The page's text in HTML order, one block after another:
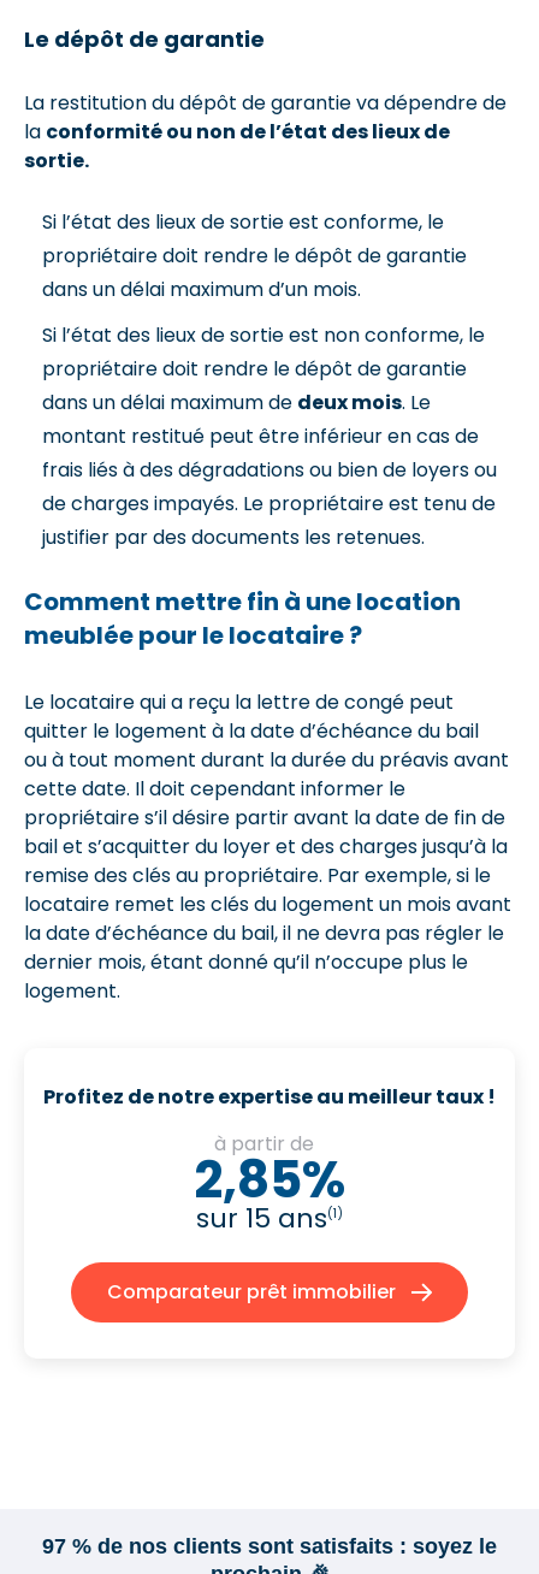
Le dépôt de garantie
La restitution du dépôt de garantie va dépendre de
la conformité ou non de l’état des lieux de
sortie.
Si l’état des lieux de sortie est conforme, le
propriétaire doit rendre le dépôt de garantie
dans un délai maximum d’un mois.
Si l’état des lieux de sortie est non conforme, le
propriétaire doit rendre le dépôt de garantie
dans un délai maximum de deux mois. Le
montant restitué peut être inférieur en cas de
frais liés à des dégradations ou bien de loyers ou
de charges impayés. Le propriétaire est tenu de
justifier par des documents les retenues.
Comment mettre fin à une location
meublée pour le locataire ?
Le locataire qui a reçu la lettre de congé peut
quitter le logement à la date d’échéance du bail
ou à tout moment durant la durée du préavis avant
cette date. Il doit cependant informer le
propriétaire s’il désire partir avant la date de fin de
bail et s’acquitter du loyer et des charges jusqu’à la
remise des clés au propriétaire. Par exemple, si le
locataire remet les clés du logement un mois avant
la date d’échéance du bail, il ne devra pas régler le
dernier mois, étant donné qu’il n’occupe plus le
logement.
Profitez de notre expertise au meilleur taux !
à partir de
2,85%
sur 15 ans(1)
Comparateur prêt immobilier